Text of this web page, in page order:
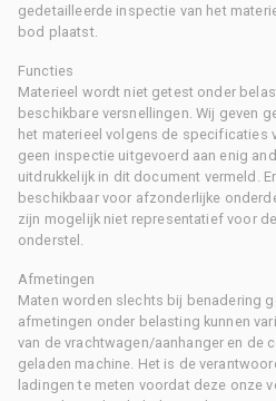
gedetailleerde inspectie van het
bod plaatst.
Functies
Materieel wordt niet getest onder
beschikbare versnellingen. Wij geven
het materieel volgens de specificaties
geen inspectie uitgevoerd aan enig
uitdrukkelijk in dit document vermeld.
beschikbaar voor afzonderlijke
zijn mogelijk niet representatief voor
onderstel.
Afmetingen
Maten worden slechts bij benadering
afmetingen onder belasting kunnen
van de vrachtwagen/aanhanger en de
geladen machine. Het is de
ladingen te meten voordat deze onze